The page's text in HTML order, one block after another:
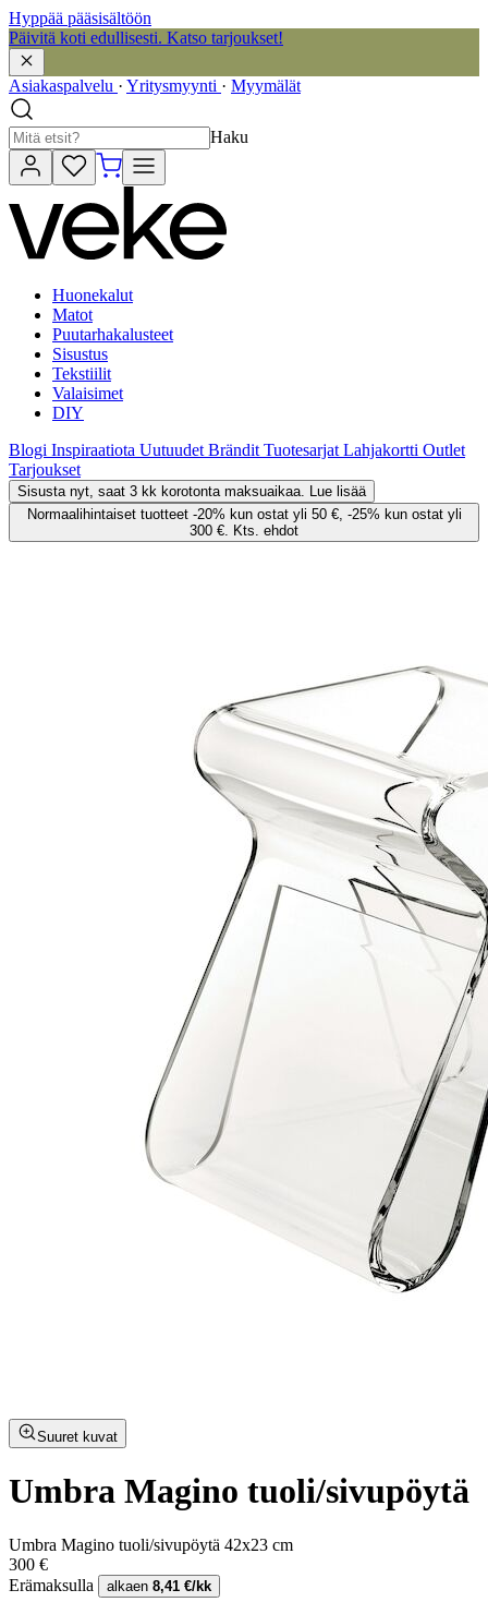
Hyppää pääsisältöön
Päivitä koti edullisesti. Katso tarjoukset!
Asiakaspalvelu · Yritysmyynti · Myymälät
Haku
Huonekalut
Matot
Puutarhakalusteet
Sisustus
Tekstiilit
Valaisimet
DIY
Blogi Inspiraatiota Uutuudet Brändit Tuotesarjat Lahjakortti Outlet
Tarjoukset
Sisusta nyt, saat 3 kk korotonta maksuaikaa. Lue lisää
Normaalihintaiset tuotteet -20% kun ostat yli 50 €, -25% kun ostat yli
300 €. Kts. ehdot
Suuret kuvat
Umbra Magino tuoli/sivupöytä
Umbra Magino tuoli/sivupöytä 42x23 cm
300 €
Erämaksulla
alkaen 8,41 €/kk